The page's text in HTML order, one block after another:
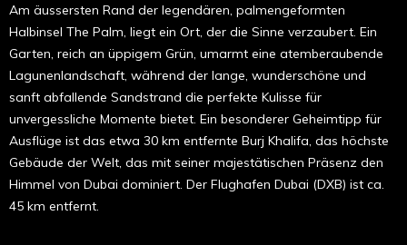
Am äussersten Rand der legendären, palmengeformten
Halbinsel The Palm, liegt ein Ort, der die Sinne verzaubert. Ein
Garten, reich an üppigem Grün, umarmt eine atemberaubende
Lagunenlandschaft, während der lange, wunderschöne und
sanft abfallende Sandstrand die perfekte Kulisse für
unvergessliche Momente bietet. Ein besonderer Geheimtipp für
Ausflüge ist das etwa 30 km entfernte Burj Khalifa, das höchste
Gebäude der Welt, das mit seiner majestätischen Präsenz den
Himmel von Dubai dominiert. Der Flughafen Dubai (DXB) ist ca.
45 km entfernt.